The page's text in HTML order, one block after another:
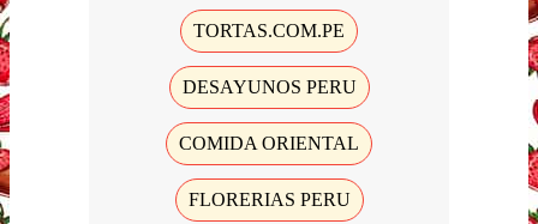
TORTAS.COM.PE
DESAYUNOS PERU
COMIDA ORIENTAL
FLORERIAS PERU